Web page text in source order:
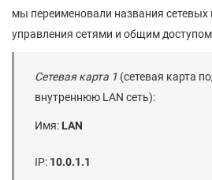
мы переименовали названия сетевых
управления сетями и общим
Сетевая карта 1 (сетевая карта
внутреннюю LAN сеть):
Имя: LAN
IP: 10.0.1.1